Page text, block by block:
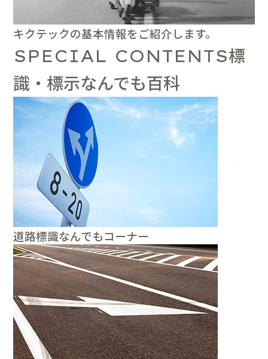
キクテックの基本情報をご紹介します。
SPECIAL CONTENTS標
識・標示なんでも百科
道路標識なんでもコーナー